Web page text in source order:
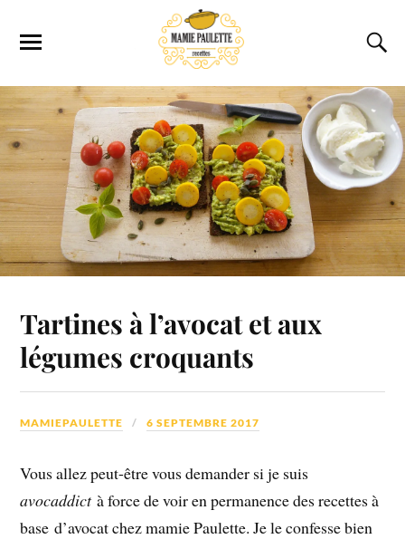
Tartines à l’avocat et aux
légumes croquants
MAMIEPAULETTE 6 SEPTEMBRE 2017
Vous allez peut-être vous demander si je suis
avocaddictà force de voir en permanence des recettes à
base d’avocat chez mamie Paulette. Je le confesse bien